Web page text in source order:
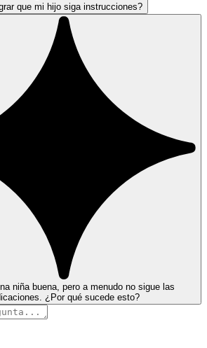
que mi hijo siga instrucciones?
niña buena, pero a menudo no sigue las
¿Por qué sucede esto?